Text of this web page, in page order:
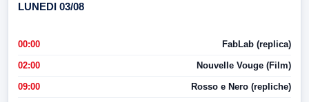
LUNEDI 03/08
00:00 FabLab (replica)
02:00 Nouvelle Vouge (Film)
09:00 Rosso e Nero (repliche)